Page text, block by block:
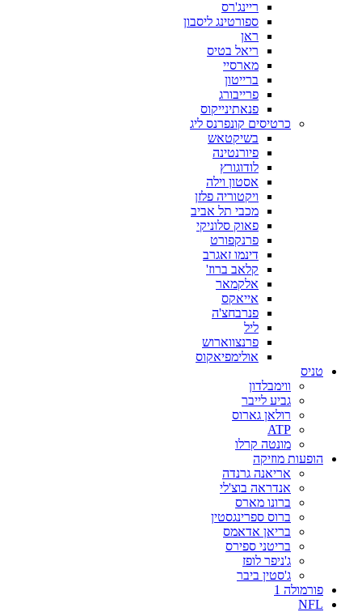
ריינג'רס
ספורטינג ליסבון
ראן
ריאל בטיס
מארסיי
ברייטון
פרייבורג
פנאתינייקוס
כרטיסים קונפרנס ליג
בשיקטאש
פיורנטינה
לודוגורץ
אסטון וילה
ויקטוריה פלזן
מכבי תל אביב
פאוק סלוניקי
פרנקפורט
דינמו זאגרב
קלאב ברוז'
אלקמאר
אייאקס
פנרבחצ'ה
ליל
פרנצווארוש
אולימפיאקוס
טניס
ווימבלדון
גביע לייבר
רולאן גארוס
ATP
מונטה קרלו
הופעות מוזיקה
אריאנה גרנדה
אנדראה בוצ'לי
ברונו מארס
ברוס ספרינגסטין
בריאן אדאמס
בריטני ספירס
ג'ניפר לופז
ג'סטין ביבר
פורמולה 1
NFL